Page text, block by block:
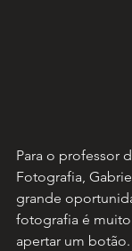
Para o professor
Fotografia,
grande
fotografia é
apertar um